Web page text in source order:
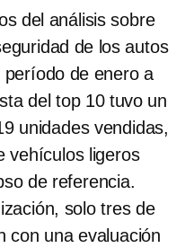
del análisis sobre
de los autos
de enero a
del top 10 tuvo un
unidades vendidas,
vehículos ligeros
de referencia.
solo tres de
con una evaluación